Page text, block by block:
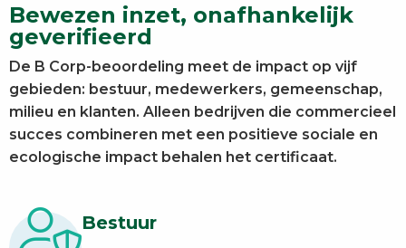
Bewezen inzet, onafhankelijk
geverifieerd
De B Corp-beoordeling meet de impact op vijf
gebieden: bestuur, medewerkers, gemeenschap,
milieu en klanten. Alleen bedrijven die commercieel
succes combineren met een positieve sociale en
ecologische impact behalen het certificaat.
Bestuur